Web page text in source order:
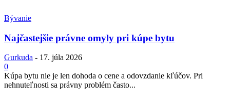
Bývanie
Najčastejšie právne omyly pri kúpe bytu
Gurkuda - 17. júla 2026
0
Kúpa bytu nie je len dohoda o cene a odovzdanie kľúčov. Pri
nehnuteľnosti sa právny problém často...